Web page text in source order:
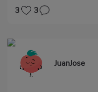
3 3
JuanJose